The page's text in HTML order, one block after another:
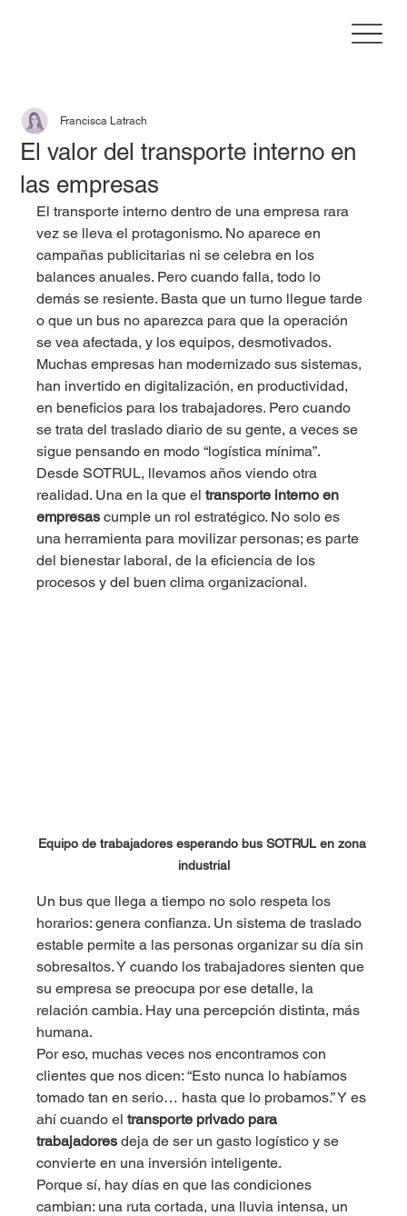
El valor del transporte interno en
las empresas
Francisca Latrach
El transporte interno dentro de una empresa rara
vez se lleva el protagonismo. No aparece en
campañas publicitarias ni se celebra en los
balances anuales. Pero cuando falla, todo lo
demás se resiente. Basta que un turno llegue tarde
o que un bus no aparezca para que la operación
se vea afectada, y los equipos, desmotivados.
Muchas empresas han modernizado sus sistemas,
han invertido en digitalización, en productividad,
en beneficios para los trabajadores. Pero cuando
se trata del traslado diario de su gente, a veces se
sigue pensando en modo “logística mínima”.
Desde SOTRUL, llevamos años viendo otra
realidad. Una en la que el transporte interno en
empresas cumple un rol estratégico. No solo es
una herramienta para movilizar personas; es parte
del bienestar laboral, de la eficiencia de los
procesos y del buen clima organizacional.
Equipo de trabajadores esperando bus SOTRUL en zona
industrial
Un bus que llega a tiempo no solo respeta los
horarios: genera confianza. Un sistema de traslado
estable permite a las personas organizar su día sin
sobresaltos. Y cuando los trabajadores sienten que
su empresa se preocupa por ese detalle, la
relación cambia. Hay una percepción distinta, más
humana.
Por eso, muchas veces nos encontramos con
clientes que nos dicen: “Esto nunca lo habíamos
tomado tan en serio… hasta que lo probamos.” Y es
ahí cuando el transporte privado para
trabajadores deja de ser un gasto logístico y se
convierte en una inversión inteligente.
Porque sí, hay días en que las condiciones
cambian: una ruta cortada, una lluvia intensa, un